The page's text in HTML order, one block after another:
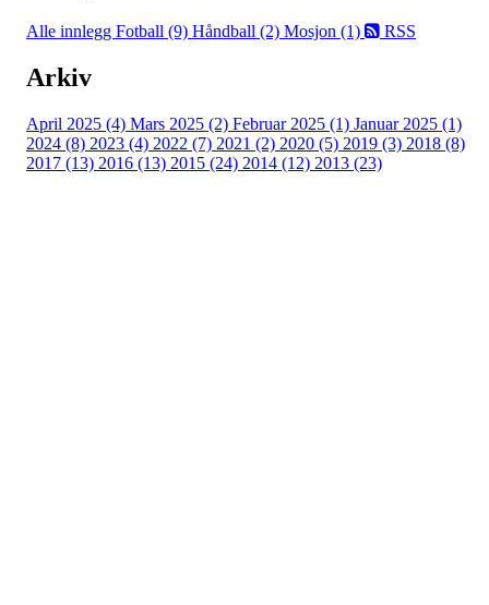
Alle innlegg Fotball (9) Håndball (2) Mosjon (1) RSS
Arkiv
April 2025 (4) Mars 2025 (2) Februar 2025 (1) Januar 2025 (1)
2024 (8) 2023 (4) 2022 (7) 2021 (2) 2020 (5) 2019 (3) 2018 (8)
2017 (13) 2016 (13) 2015 (24) 2014 (12) 2013 (23)